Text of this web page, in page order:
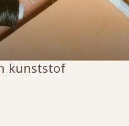
kunststof